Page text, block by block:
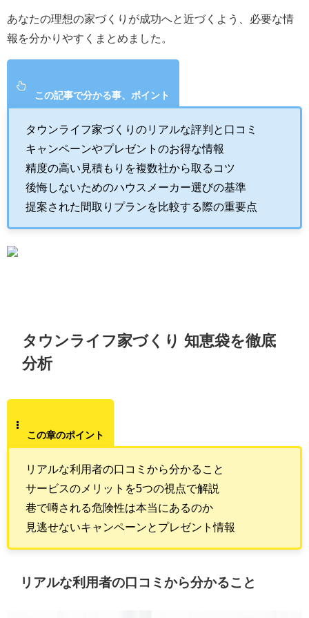
あなたの理想の家づくりが成功へと近づくよう、必要な情
報を分かりやすくまとめました。
この記事で分かる事、ポイント
タウンライフ家づくりのリアルな評判と口コミ
キャンペーンやプレゼントのお得な情報
精度の高い見積もりを複数社から取るコツ
後悔しないためのハウスメーカー選びの基準
提案された間取りプランを比較する際の重要点
タウンライフ家づくり 知恵袋を徹底
分析
この章のポイント
リアルな利用者の口コミから分かること
サービスのメリットを5つの視点で解説
巷で噂される危険性は本当にあるのか
見逃せないキャンペーンとプレゼント情報
リアルな利用者の口コミから分かること